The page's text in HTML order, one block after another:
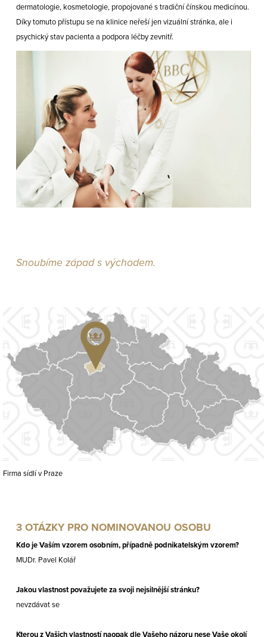
dermatologie, kosmetologie, propojované s tradiční čínskou medicínou.
Díky tomuto přístupu se na klinice neřeší jen vizuální stránka, ale i
psychický stav pacienta a podpora léčby zevnitř.
Snoubíme západ s východem.
Firma sídlí v Praze
3 OTÁZKY PRO NOMINOVANOU OSOBU
Kdo je Vaším vzorem osobním, případně podnikatelským vzorem?
MUDr. Pavel Kolář
Jakou vlastnost považujete za svoji nejsilnější stránku?
nevzdávat se
Kterou z Vašich vlastností naopak dle Vašeho názoru nese Vaše okolí